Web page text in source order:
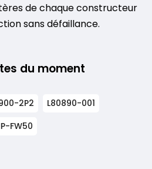
de chaque constructeur
sans défaillance.
du moment
2P2
L80890-001
FW50